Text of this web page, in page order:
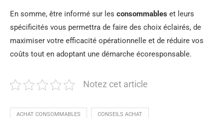
En somme, être informé sur les consommables et leurs
spécificités vous permettra de faire des choix éclairés, de
maximiser votre efficacité opérationnelle et de réduire vos
coûts tout en adoptant une démarche écoresponsable.
Notez cet article
ACHAT CONSOMMABLES CONSEILS ACHAT